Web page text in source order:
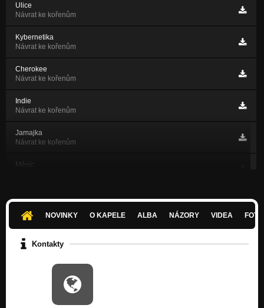
Ulice
Návrat ke kořenům
Kybernetika
Návrat ke kořenům
Cherokee
Návrat ke kořenům
Indie
Návrat ke kořenům
Jamajka
Návrat ke kořenům
Měsíc
San Remo
Návrat ke kořenům
Návrat ke kořenům
Návrat ke kořenům
NOVINKY O KAPELE ALBA NÁZORY VIDEA
Kontakty